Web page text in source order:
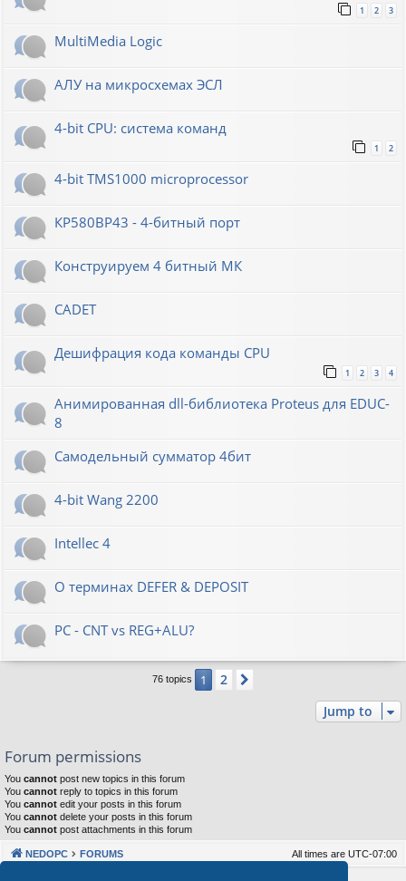
1 2 3
MultiMedia Logic
АЛУ на микросхемах ЭСЛ
4-bit CPU: система команд
1 2
4-bit TMS1000 microprocessor
КР580ВР43 - 4-битный порт
Конструируем 4 битный МК
CADET
Дешифрация кода команды CPU
1 2 3 4
Анимированная dll-библиотека Proteus для EDUC-
8
Самодельный сумматор 4бит
4-bit Wang 2200
Intellec 4
О терминах DEFER & DEPOSIT
PC - CNT vs REG+ALU?
76 topics 1 2
Jump to
Forum permissions
You cannot post new topics in this forum
You cannot reply to topics in this forum
You cannot edit your posts in this forum
You cannot delete your posts in this forum
You cannot post attachments in this forum
NEDOPC FORUMS All times are UTC-07:00